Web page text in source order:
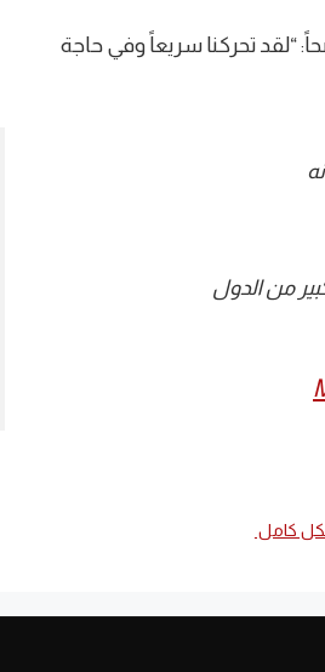
“لقد تحركنا سريعاً وفي حاجة
كامل